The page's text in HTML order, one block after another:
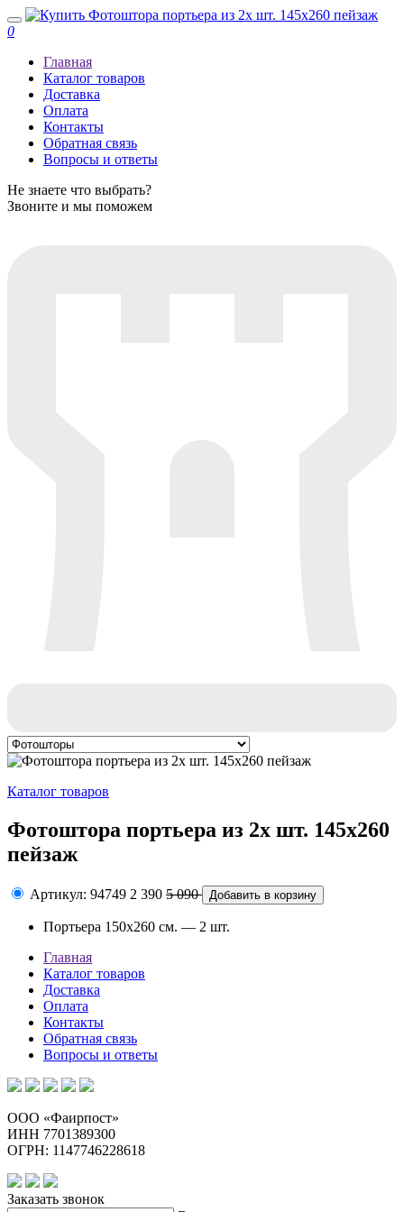
0
Главная
Каталог товаров
Доставка
Оплата
Контакты
Обратная связь
Вопросы и ответы
Не знаете что выбрать?
Звоните и мы поможем
Каталог товаров
Фотоштора портьера из 2х шт. 145х260
пейзаж
Артикул: 94749 2 390 5 090
Портьера 150х260 см. — 2 шт.
Главная
Каталог товаров
Доставка
Оплата
Контакты
Обратная связь
Вопросы и ответы
ООО «Фаирпост»
ИНН 7701389300
ОГРН: 1147746228618
Заказать звонок